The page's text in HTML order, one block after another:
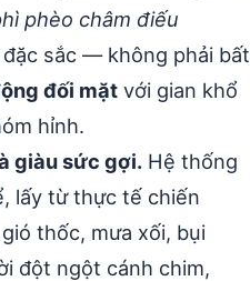
phèo châm điếu
sắc — không phải bất
đối mặt với gian khổ
hỉnh.
giàu sức gợi. Hệ thống
lấy từ thực tế chiến
thốc, mưa xối, bụi
đột ngột cánh chim,